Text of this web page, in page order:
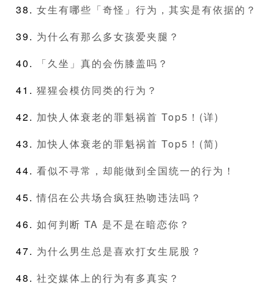
女生有哪些「奇怪」行为，其实是有依据的？
为什么有那么多女孩爱夹腿？
「久坐」真的会伤膝盖吗？
猩猩会模仿同类的行为？
加快人体衰老的罪魁祸首 Top5！(详)
加快人体衰老的罪魁祸首 Top5！(简)
看似不寻常，却能做到全国统一的行为！
情侣在公共场合疯狂热吻违法吗？
如何判断 TA 是不是在暗恋你？
为什么男生总是喜欢打女生屁股？
社交媒体上的行为有多真实？